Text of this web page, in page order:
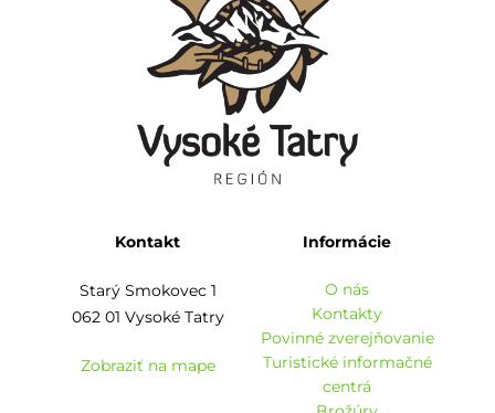
Kontakt
Starý Smokovec 1
062 01 Vysoké Tatry
Zobraziť na mape
Informácie
O nás
Kontakty
Povinné zverejňovanie
Turistické informačné
centrá